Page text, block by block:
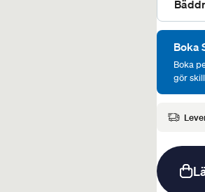
Boka
Boka
gör